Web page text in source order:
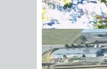
Mit diesem